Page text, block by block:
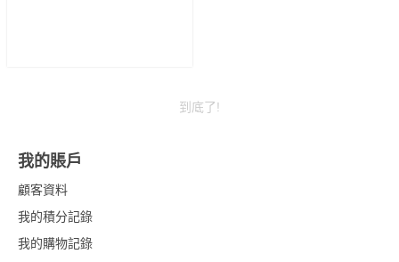
到底了!
我的賬戶
顧客資料
我的積分記錄
我的購物記錄